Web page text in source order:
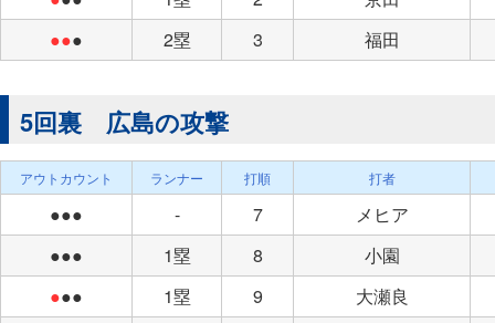
●●● 2塁 3 福田
5回裏 広島の攻撃
アウトカウント ランナー 打順 打者
●●● - 7
メヒア
●●●
1塁 8
小園
●●● 1塁 9
大瀬良